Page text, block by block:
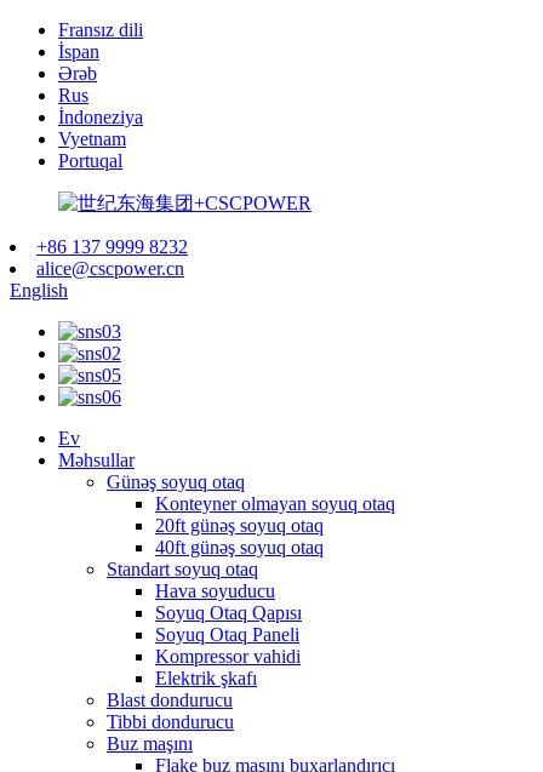
Fransız dili
İspan
Ərəb
Rus
İndoneziya
Vyetnam
Portuqal
+86 137 9999 8232
alice@cscpower.cn
English
Ev
Məhsullar
Günəş soyuq otaq
Konteyner olmayan soyuq otaq
20ft günəş soyuq otaq
40ft günəş soyuq otaq
Standart soyuq otaq
Hava soyuducu
Soyuq Otaq Qapısı
Soyuq Otaq Paneli
Kompressor vahidi
Elektrik şkafı
Blast dondurucu
Tibbi dondurucu
Buz maşını
Flake buz maşını buxarlandırıcı